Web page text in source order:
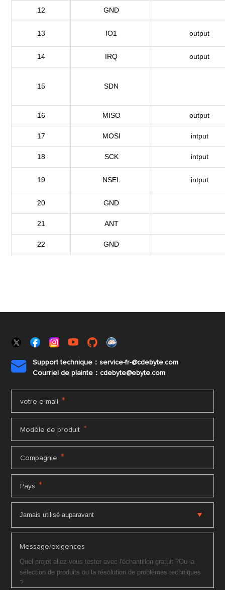
12 GND
13 IO1 output
14 IRQ output
15 SDN
16 MISO output
17 MOSI intput
18 SCK intput
19 NSEL intput
20 GND
21 ANT
22 GND

Support technique：service-fr-@cdebyte.com
Courriel de plainte：cdebyte@ebyte.com
votre e-mail *
Modèle de produit *
Compagnie *
Pays *
Message/exigences